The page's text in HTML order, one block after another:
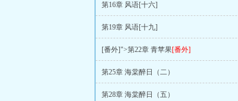
第16章 风语[十六]
第19章 风语[十九]
[番外]">第22章 青苹果[番外]
第25章 海棠醉日（二）
第28章 海棠醉日（五）